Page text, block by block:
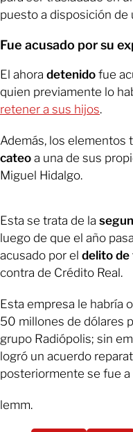
puesto a disposición de
Fue acusado por su
El ahora detenido fue
quien previamente lo
retener a sus hijos.
Además, los elementos
cateo a una de sus
Miguel Hidalgo.
Esta se trata de la
luego de que el año
acusado por el delito de
contra de Crédito Real.
Esta empresa le habría
50 millones de dólares
grupo Radiópolis; sin
logró un acuerdo
posteriormente se fue a
lemm.